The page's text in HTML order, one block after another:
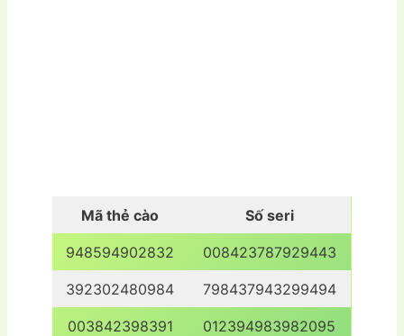
Mã thẻ cào Số seri
948594902832 008423787929443
392302480984 798437943299494
003842398391 012394983982095